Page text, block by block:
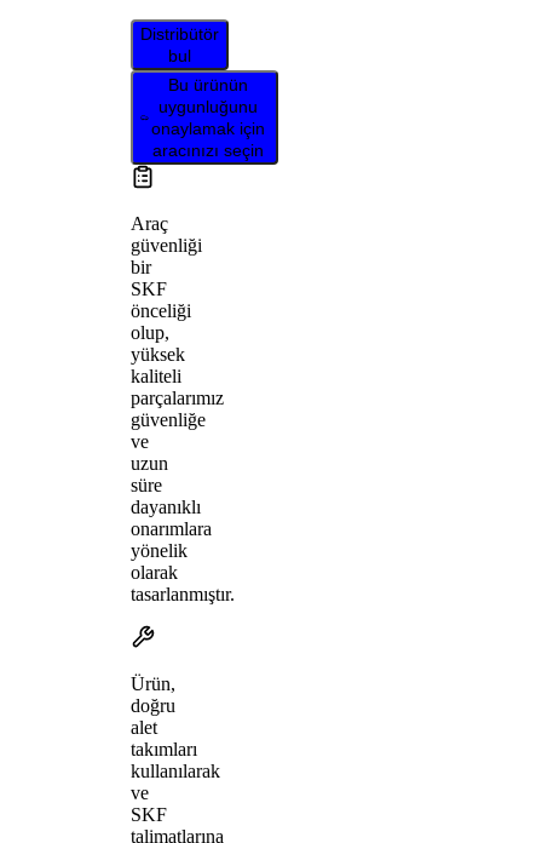
Distribütör
bul
Bu ürünün
uygunluğunu
onaylamak için
aracınızı seçin
Araç
güvenliği
bir
SKF
önceliği
olup,
yüksek
kaliteli
parçalarımız
güvenliğe
ve
uzun
süre
dayanıklı
onarımlara
yönelik
olarak
tasarlanmıştır.
Ürün,
doğru
alet
takımları
kullanılarak
ve
SKF
talimatlarına